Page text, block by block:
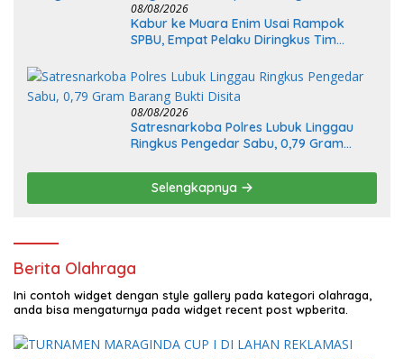
08/08/2026
Kabur ke Muara Enim Usai Rampok
SPBU, Empat Pelaku Diringkus Tim
08/08/2026
Satresnarkoba Polres Lubuk Linggau
Ringkus Pengedar Sabu, 0,79 Gram
Selengkapnya
Berita Olahraga
Ini contoh widget dengan style gallery pada kategori olahraga,
anda bisa mengaturnya pada widget recent post wpberita.